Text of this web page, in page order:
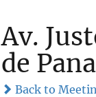
Av.
de
Back to